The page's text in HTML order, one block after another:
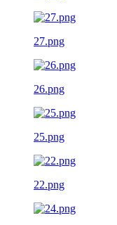
27.png
26.png
25.png
22.png